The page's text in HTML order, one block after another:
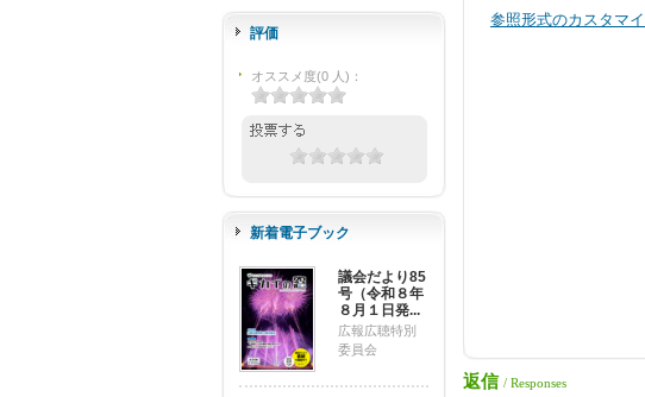
評価
オススメ度(0人) ：
新着電子ブック
議会だより85
号（令和８年
８月１日発...
広報広聴特別
委員会
vars"
u-library.com/book/
0"> <param
="http://www.saku-
4> <p><a
et_flash_player.gif"
参照形式のカスタマ
返信 / Responses